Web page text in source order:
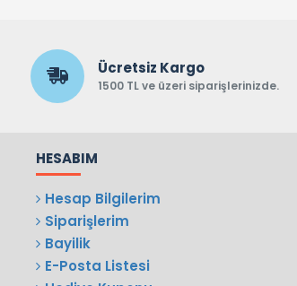
Ücretsiz Kargo
1500 TL ve üzeri siparişlerinizde.
HESABIM
Hesap Bilgilerim
Siparişlerim
Bayilik
E-Posta Listesi